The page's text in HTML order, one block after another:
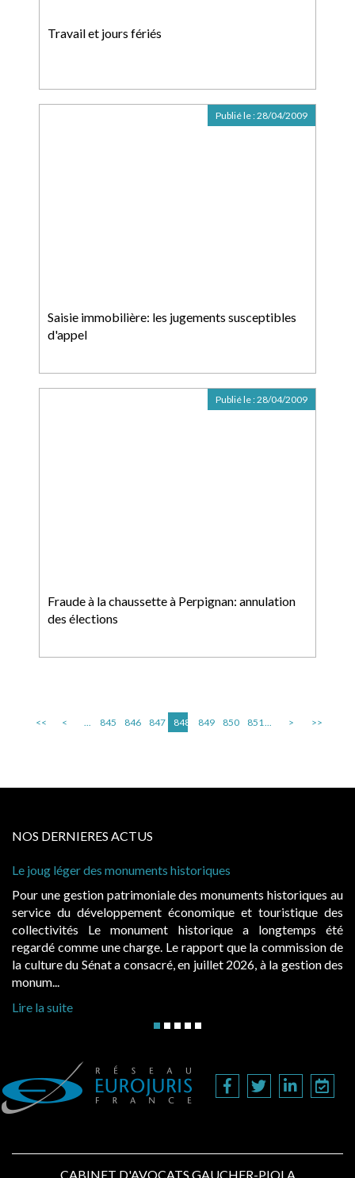
Travail et jours fériés
Saisie immobilière: les jugements susceptibles
d'appel
Publié le :28/04/2009
Fraude à la chaussette à Perpignan: annulation
des élections
Publié le :28/04/2009
<< < ... 845 846 847 848 849 850 851... > >>
NOS DERNIERES ACTUS
Le joug léger des monuments historiques
Pour une gestion patrimoniale des monuments historiques au
service du développement économique et touristique des
collectivités Le monument historique a longtemps été
regardé comme une charge. Le rapport que la commission de
la culture du Sénat a consacré, en juillet 2026, à la gestion des
monum...
Lire la suite
CABINET D'AVOCATS GAUCHER-PIOLA